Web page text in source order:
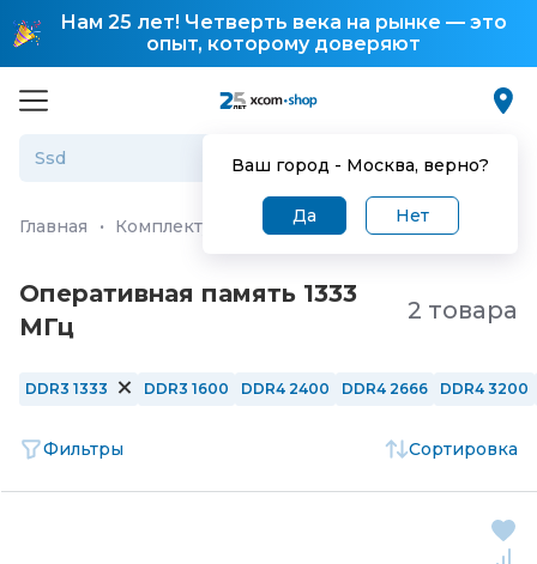
Нам 25 лет! Четверть века на рынке — это
опыт, которому доверяют
Ваш город - Москва, верно?
Да Нет
Главная · Комплектующие для ПК и ноутбуков
Оперативная память 1333
МГц
2 товара
DDR3 1333 DDR3 1600 DDR4 2400 DDR4 2666 DDR4 3200
Фильтры Сортировка